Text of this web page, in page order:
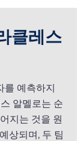
클레스
를 예측하지
알멜로는 순
지는 것을 원
상되며, 두 팀